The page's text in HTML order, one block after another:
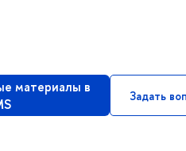
материалы в
Задать